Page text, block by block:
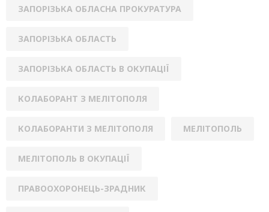
ЗАПОРІЗЬКА ОБЛАСНА ПРОКУРАТУРА
ЗАПОРІЗЬКА ОБЛАСТЬ
ЗАПОРІЗЬКА ОБЛАСТЬ В ОКУПАЦІЇ
КОЛАБОРАНТ З МЕЛІТОПОЛЯ
КОЛАБОРАНТИ З МЕЛІТОПОЛЯ МЕЛІТОПОЛЬ
МЕЛІТОПОЛЬ В ОКУПАЦІЇ
ПРАВООХОРОНЕЦЬ-ЗРАДНИК